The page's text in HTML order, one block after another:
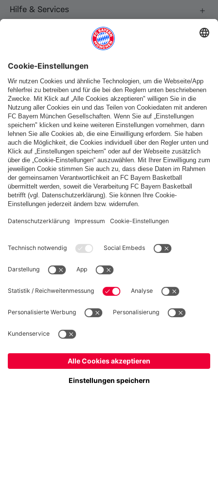
Hilfe & Services
Folge uns
Zahlung & Lieferung
FC Bayern Store App
WIDERRUF
Datenschutz
Cookie Details
Preise inklusive MwSt. und zzgl. Versandkosten
© FC Bayern München AG
FC Bayern München AG, Säbener Str. 51-57, 81547 München
Ja,Österreich, um dorthin zu liefern!
Weltweit, um dorthin zu liefern!